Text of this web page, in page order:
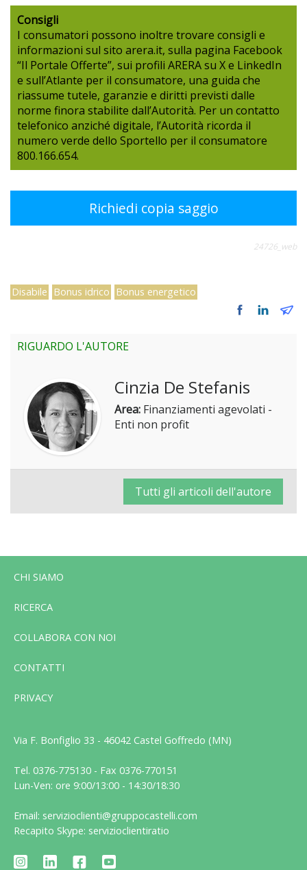
Consigli
I consumatori possono inoltre trovare consigli e
informazioni sul sito arera.it, sulla pagina Facebook
“Il Portale Offerte”, sui profili ARERA su X e LinkedIn
e sull’Atlante per il consumatore, una guida che
riassume tutele, garanzie e diritti previsti dalle
norme finora stabilite dall’Autorità. Per un contatto
telefonico anziché digitale, l’Autorità ricorda il
numero verde dello Sportello per il consumatore
800.166.654.
Richiedi copia saggio
24726_web
Disabile Bonus idrico Bonus energetico
RIGUARDO L'AUTORE
Cinzia De Stefanis
Area: Finanziamenti agevolati -
Enti non profit
Tutti gli articoli dell'autore
CHI SIAMO
RICERCA
COLLABORA CON NOI
CONTATTI
PRIVACY
Via F. Bonfiglio 33 - 46042 Castel Goffredo (MN)
Tel. 0376-775130 - Fax 0376-770151
Lun-Ven: ore 9:00/13:00 - 14:30/18:30
Email: servizioclienti@gruppocastelli.com
Recapito Skype: servizioclientiratio